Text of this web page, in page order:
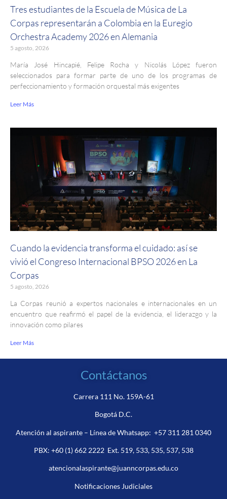
Tres estudiantes de la Escuela de Música de La
Corpas representarán a Colombia en la Euregio
Orchestra Academy 2026 en Alemania
5 agosto, 2026
María José Hincapié, Felipe Rocha y Nicolás López fueron
seleccionados para formar parte de uno de los programas de
perfeccionamiento y formación orquestal más exigentes
Leer Más
Cuando la evidencia transforma el cuidado: así se
vivió el Congreso Internacional BPSO 2026 en La
Corpas
5 agosto, 2026
La Corpas reunió a expertos nacionales e internacionales en un
encuentro que reafirmó el papel de la evidencia, el liderazgo y la
innovación como pilares
Leer Más
Contáctanos
Carrera 111 No. 159A-61
Bogotá D.C.
Atención al aspirante – Línea de Whatsapp: +57 311 281 0340
PBX: +60 (1) 662 2222Ext. 519, 533, 535, 537, 538
atencionalaspirante@juanncorpas.edu.co
Notificaciones Judiciales